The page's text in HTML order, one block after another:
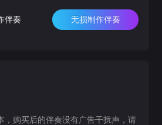
伴奏 无损制作伴奏
，购买后的伴奏没有广告干扰声，请